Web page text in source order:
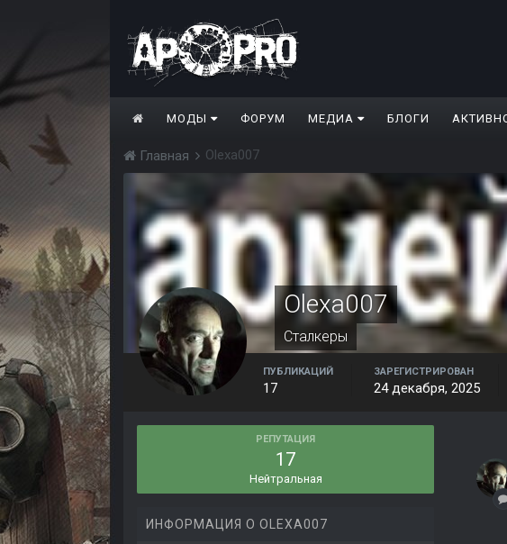
МОДЫ ФОРУМ МЕДИА БЛОГИ
Главная Olexa007
Olexa007
Сталкеры
ПУБЛИКАЦИЙ
17
ЗАРЕГИСТРИРОВАН
24 декабря, 2025
РЕПУТАЦИЯ
17
Нейтральная
ИНФОРМАЦИЯ О OLEXA007